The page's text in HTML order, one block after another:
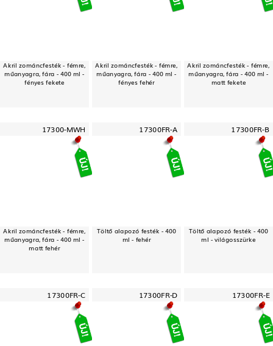
Akril zománcfesték - fémre,
műanyagra, fára - 400 ml -
fényes fekete
Akril zománcfesték - fémre,
műanyagra, fára - 400 ml -
fényes fehér
Akril zománcfesték - fémre,
műanyagra, fára - 400 ml -
matt fekete
17300-MWH
Akril zománcfesték - fémre,
műanyagra, fára - 400 ml -
matt fehér
17300FR-A
Töltő alapozó festék - 400
ml - fehér
17300FR-B
Töltő alapozó festék - 400
ml - világosszürke
17300FR-C 17300FR-D 17300FR-E